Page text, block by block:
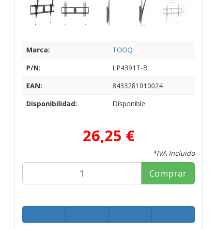
Marca:
TOOQ
P/N:
LP4391T-B
EAN:
8433281010024
Disponibilidad:
Disponible
26,25 €
*IVA Incluido
Comprar